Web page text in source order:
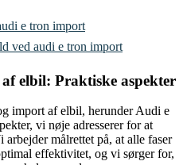
e tron import
ved audi e tron import
elbil: Praktiske aspekter
import af elbil, herunder Audi e
vi nøje adresserer for at
målrettet på, at alle faser
effektivitet, og vi sørger for,